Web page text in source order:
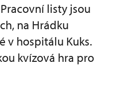
listy jsou
na Hrádku
v hospitálu Kuks.
kvízová hra pro